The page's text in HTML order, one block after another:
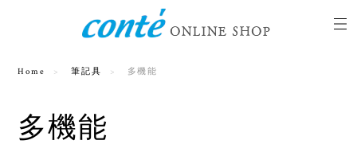
Home 筆記具 多機能
多機能